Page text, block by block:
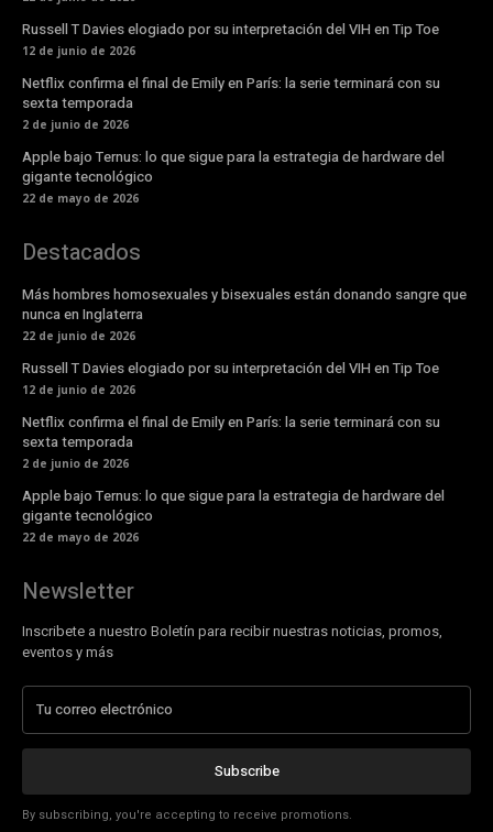
Russell T Davies elogiado por su interpretación del VIH en Tip Toe
12 de junio de 2026
Netflix confirma el final de Emily en París: la serie terminará con su
sexta temporada
2 de junio de 2026
Apple bajo Ternus: lo que sigue para la estrategia de hardware del
gigante tecnológico
22 de mayo de 2026
Destacados
Más hombres homosexuales y bisexuales están donando sangre que
nunca en Inglaterra
22 de junio de 2026
Russell T Davies elogiado por su interpretación del VIH en Tip Toe
12 de junio de 2026
Netflix confirma el final de Emily en París: la serie terminará con su
sexta temporada
2 de junio de 2026
Apple bajo Ternus: lo que sigue para la estrategia de hardware del
gigante tecnológico
22 de mayo de 2026
Newsletter
Inscribete a nuestro Boletín para recibir nuestras noticias, promos,
eventos y más
Subscribe
By subscribing, you're accepting to receive promotions.